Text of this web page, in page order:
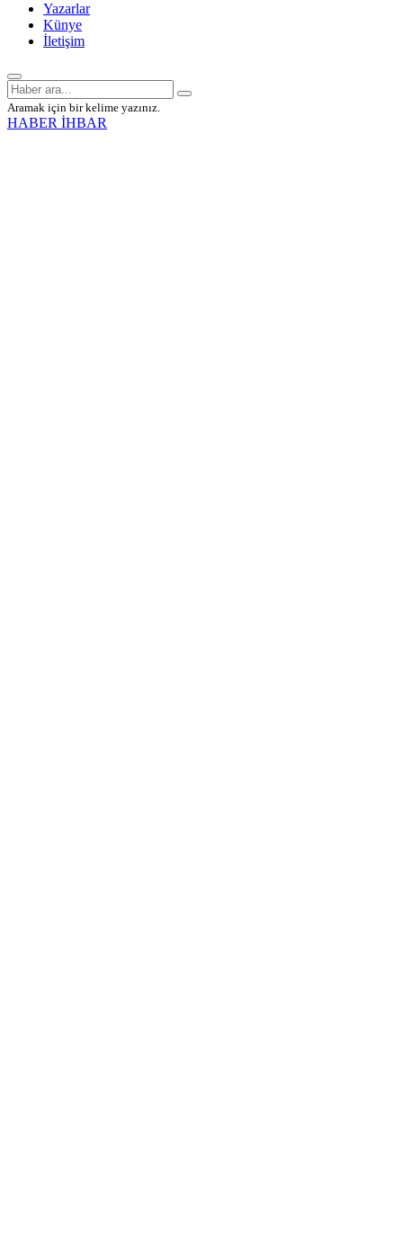
Yazarlar
Künye
İletişim
Aramak için bir kelime yazınız.
HABER İHBAR